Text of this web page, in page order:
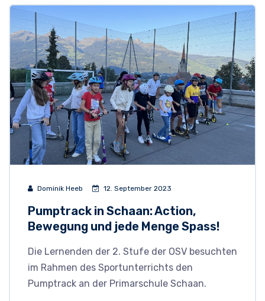
Dominik Heeb 12. September 2023
Pumptrack in Schaan: Action,
Bewegung und jede Menge Spass!
Die Lernenden der 2. Stufe der OSV besuchten
im Rahmen des Sportunterrichts den
Pumptrack an der Primarschule Schaan.